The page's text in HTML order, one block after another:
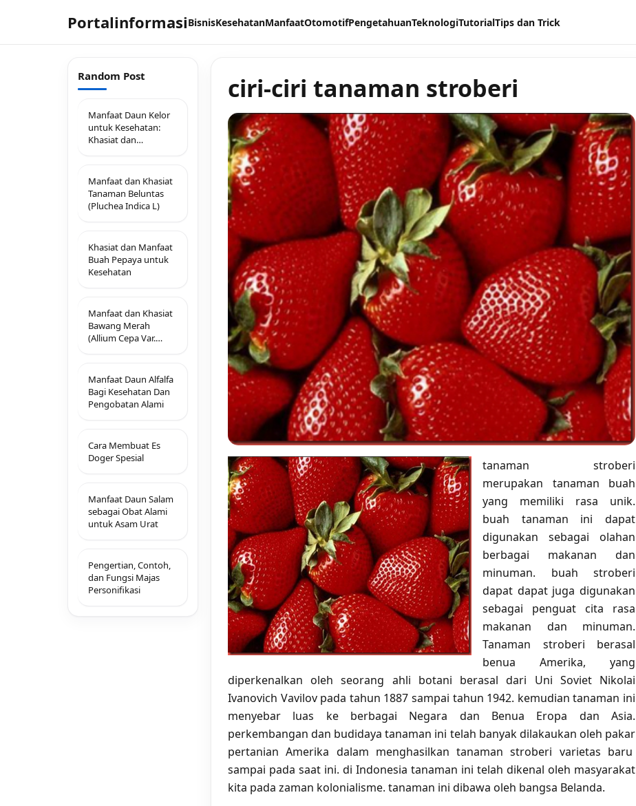
PortalinformasiBisnisKesehatanManfaatOtomotifPengetahuanTeknologiTutorialTips dan Trick
Random Post
Manfaat Daun Kelor
untuk Kesehatan:
Khasiat dan
Manfaat dan Khasiat
Tanaman Beluntas
(Pluchea Indica L)
Khasiat dan Manfaat
Buah Pepaya untuk
Kesehatan
Manfaat dan Khasiat
Bawang Merah
(Allium Cepa Var.
Manfaat Daun Alfalfa
Bagi Kesehatan Dan
Pengobatan Alami
Cara Membuat Es
Doger Spesial
Manfaat Daun Salam
sebagai Obat Alami
untuk Asam Urat
Pengertian, Contoh,
dan Fungsi Majas
Personifikasi
ciri-ciri tanaman stroberi
tanaman stroberi
merupakan tanaman buah
yang memiliki rasa unik.
buah tanaman ini dapat
digunakan sebagai olahan
berbagai makanan dan
minuman. buah stroberi
dapat dapat juga digunakan
sebagai penguat cita rasa
makanan dan minuman.
Tanaman stroberi berasal
benua Amerika, yang
diperkenalkan oleh seorang ahli botani berasal dari Uni Soviet Nikolai
Ivanovich Vavilov pada tahun 1887 sampai tahun 1942. kemudian tanaman ini
menyebar luas ke berbagai Negara dan Benua Eropa dan Asia.
perkembangan dan budidaya tanaman ini telah banyak dilakaukan oleh pakar
pertanian Amerika dalam menghasilkan tanaman stroberi varietas baru
sampai pada saat ini. di Indonesia tanaman ini telah dikenal oleh masyarakat
kita pada zaman kolonialisme. tanaman ini dibawa oleh bangsa Belanda.